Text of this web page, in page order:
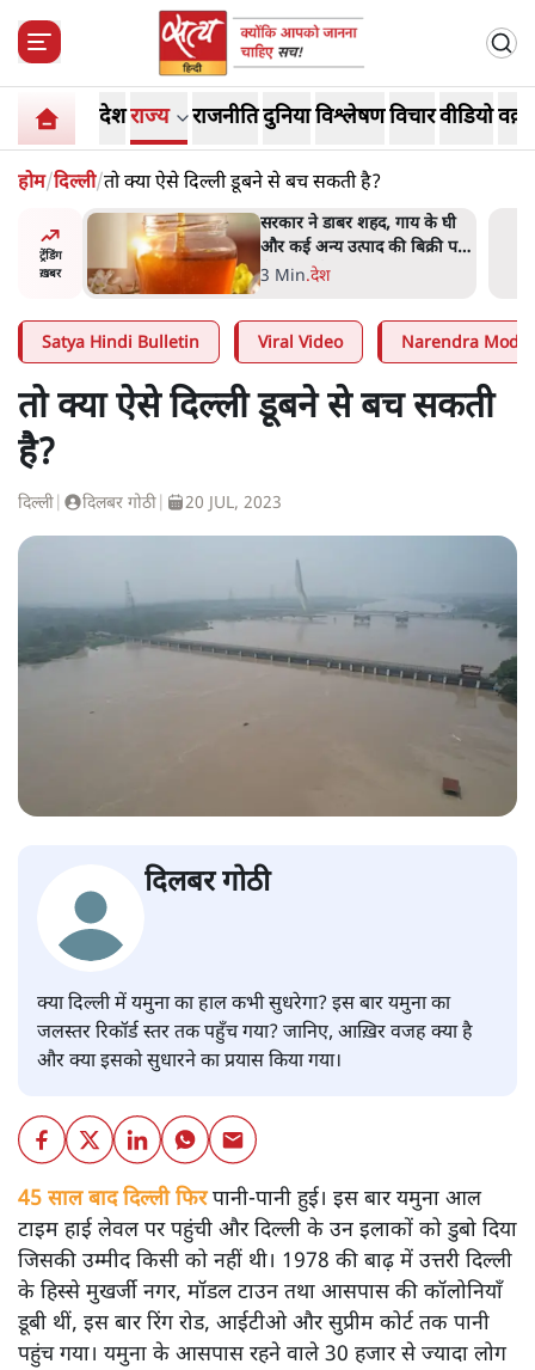
देशराज्य राजनीतिदुनियाविश्लेषणविचारवीडियो
होम/दिल्ली/तो क्या ऐसे दिल्ली डूबने से बच सकती है?
ट्रेंडिंग
ख़बर
के घी
पर
'महाराष्ट्र में गैर बीजेपी वोटरों के
नामों को काटने की बड़ी साज़िश'-
रोहित पवार का आरोप
4 Min.महाराष्ट्र
Satya Hindi Bulletin Viral Video Narendra Modi
तो क्या ऐसे दिल्ली डूबने से बच सकती
है?
दिल्ली दिलबर गोठी 20 JUL, 2023
दिलबर गोठी
क्या दिल्ली में यमुना का हाल कभी सुधरेगा? इस बार यमुना का
जलस्तर रिकॉर्ड स्तर तक पहुँच गया? जानिए, आख़िर वजह क्या है
और क्या इसको सुधारने का प्रयास किया गया।
45 साल बाद दिल्ली फिरपानी-पानी हुई। इस बार यमुना आल
टाइम हाई लेवल पर पहुंची और दिल्ली के उन इलाकों को डुबो दिया
जिसकी उम्मीद किसी को नहीं थी। 1978 की बाढ़ में उत्तरी दिल्ली
के हिस्से मुखर्जी नगर, मॉडल टाउन तथा आसपास की कॉलोनियाँ
डूबी थीं, इस बार रिंग रोड, आईटीओ और सुप्रीम कोर्ट तक पानी
पहुंच गया। यमुना के आसपास रहने वाले 30 हजार से ज्यादा लोग